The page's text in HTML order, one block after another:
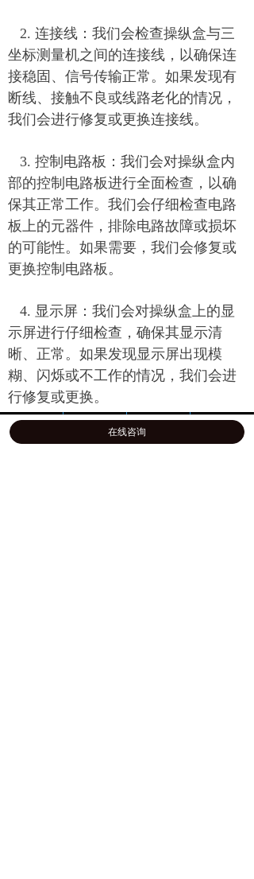
2. 连接线：我们会检查操纵盒与三
坐标测量机之间的连接线，以确保连
接稳固、信号传输正常。如果发现有
断线、接触不良或线路老化的情况，
我们会进行修复或更换连接线。
3. 控制电路板：我们会对操纵盒内
部的控制电路板进行全面检查，以确
保其正常工作。我们会仔细检查电路
板上的元器件，排除电路故障或损坏
的可能性。如果需要，我们会修复或
更换控制电路板。
4. 显示屏：我们会对操纵盒上的显
示屏进行仔细检查，确保其显示清
晰、正常。如果发现显示屏出现模
糊、闪烁或不工作的情况，我们会进
行修复或更换。
5. 电源模块：我们会检查操纵盒的
公司介绍 产品展示
在线咨询